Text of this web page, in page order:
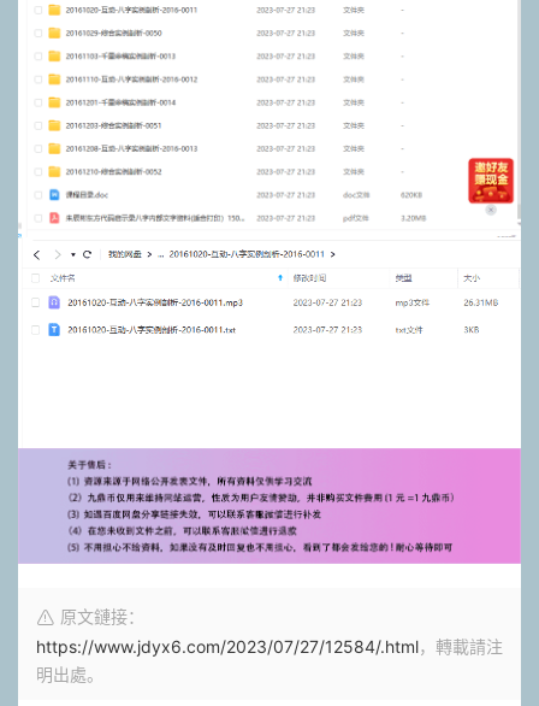
原文鏈接：
https://www.jdyx6.com/2023/07/27/12584/.html，轉載請注
明出處。